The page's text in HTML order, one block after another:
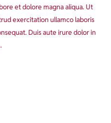
et dolore magna aliqua. Ut
exercitation ullamco laboris
Duis aute irure dolor in